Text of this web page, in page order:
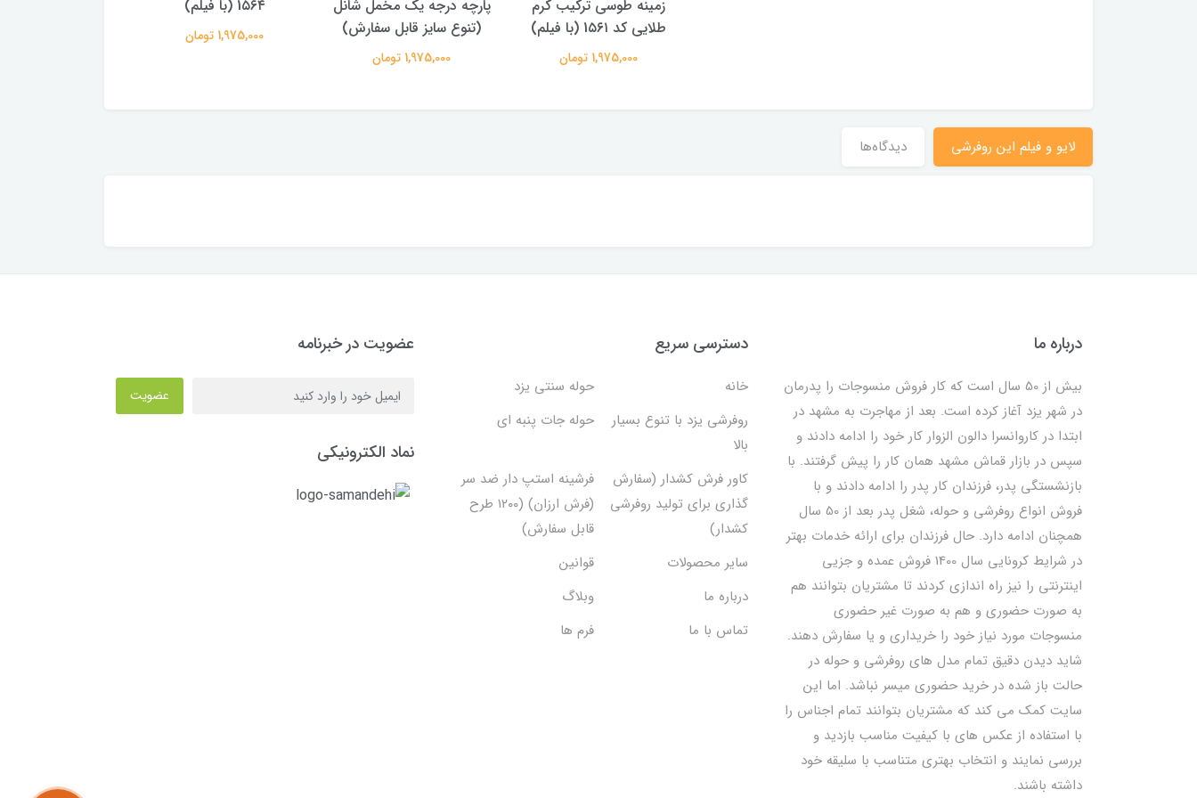
زمینه طوسی ترکیب کرم
طلایی کد 1۵۶۱ (با فیلم)
1,975,000 تومان
پارچه درجه یک مخمل شانل
(تنوع سایز قابل سفارش)
1,975,000 تومان
1۵۶۴ (با فیلم)
1,975,000 تومان
لایو و فیلم این روفرشی دیدگاه‌ها
درباره ما
بیش از 50 سال است که کار فروش منسوجات را پدرمان
در شهر یزد آغاز کرده است. بعد از مهاجرت به مشهد در
ابتدا در کاروانسرا دالون الزوار کار خود را ادامه دادند و
سپس در بازار قماش مشهد همان کار را پیش گرفتند. با
بازنشستگی پدر، فرزندان کار پدر را ادامه دادند و با
فروش انواع روفرشی و حوله، شغل پدر بعد از 50 سال
همچنان ادامه دارد. حال فرزندان برای ارائه خدمات بهتر
در شرایط کرونایی سال 1400 فروش عمده و جزیی
اینترنتی را نیز راه اندازی کردند تا مشتریان بتوانند هم
به صورت حضوری و هم به صورت غیر حضوری
منسوجات مورد نیاز خود را خریداری و یا سفارش دهند.
شاید دیدن دقیق تمام مدل های روفرشی و حوله در
حالت باز شده در خرید حضوری میسر نباشد. اما این
سایت کمک می کند که مشتریان بتوانند تمام اجناس را
با استفاده از عکس های با کیفیت مناسب بازدید و
بررسی نمایند و انتخاب بهتری متناسب با سلیقه خود
داشته باشند.
دسترسی سریع
خانه
حوله سنتی یزد
روفرشی یزد با تنوع بسیار
بالا
حوله جات پنبه ای
کاور فرش کشدار (سفارش
گذاری برای تولید روفرشی
کشدار)
فرشینه استپ دار ضد سر
(فرش ارزان) (۱۲۰۰ طرح
قابل سفارش)
سایر محصولات
قوانین
درباره ما
وبلاگ
تماس با ما
فرم ها
عضویت در خبرنامه
عضویت
نماد الکترونیکی